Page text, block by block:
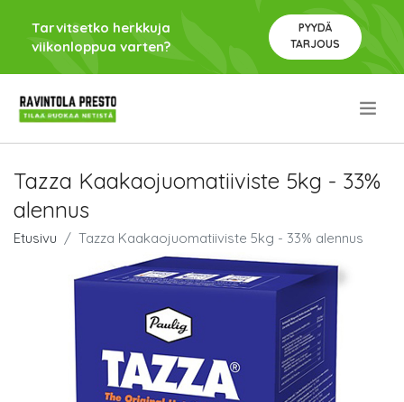
Tarvitsetko herkkuja
viikonloppua varten?
PYYDÄ
TARJOUS
Tazza Kaakaojuomatiiviste 5kg - 33%
alennus
Etusivu Tazza Kaakaojuomatiiviste 5kg - 33% alennus